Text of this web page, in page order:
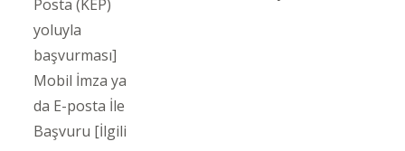
Posta (KEP)
yoluyla
başvurması]
Mobil İmza ya
da E-posta İle
Başvuru [İlgili